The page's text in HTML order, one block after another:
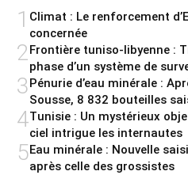
1 Climat : Le renforcement
concernée
2 Frontière tuniso-libyenne :
phase d’un système de
3 Pénurie d’eau minérale :
Sousse, 8 832 bouteilles
4Tunisie : Un mystérieux
ciel intrigue les internautes
5Eau minérale : Nouvelle
après celle des grossistes